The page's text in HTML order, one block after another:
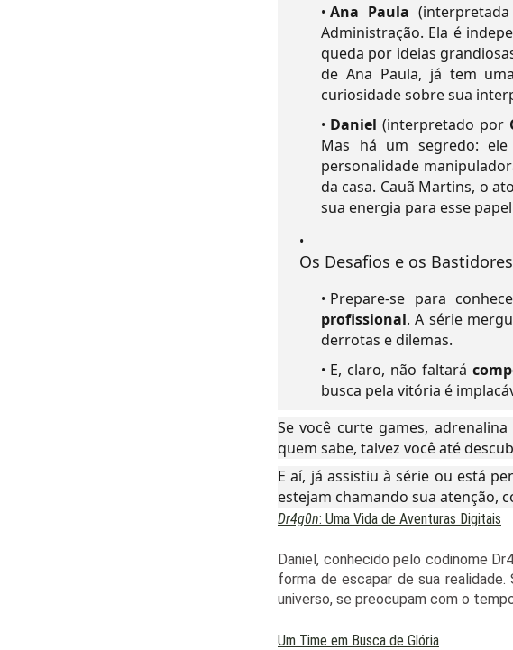
Ana Paula
Administração. Ela é
queda por ideias
de Ana Paula, já tem
curiosidade sobre sua
Daniel (interpretado por
Mas há um segredo:
personalidade
da casa. Cauã Martins, o
sua energia para esse
Os Desafios e os
Prepare-se para
profissional. A série
derrotas e dilemas.
E, claro, não faltará
busca pela vitória é
Se você curte games,
quem sabe, talvez você até
E aí, já assistiu à série ou está
estejam chamando sua atenção,
Dr4g0n: Uma Vida de Aventuras Digitais
Daniel, conhecido pelo codinome
forma de escapar de sua
universo, se preocupam com o
Um Time em Busca de Glória